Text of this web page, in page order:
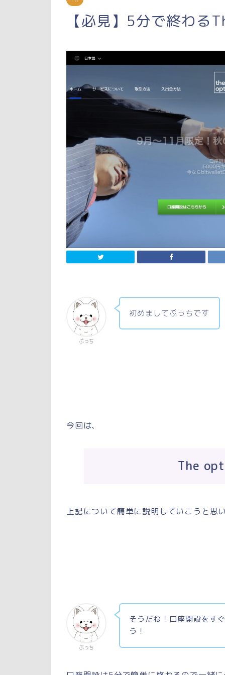
【必見】5分で終わ
ぷっち
初めましてぷっちです
今回は、
The
上記について簡単に説明していこうと思
ぷっち
そうだね！口座開設をす
う！